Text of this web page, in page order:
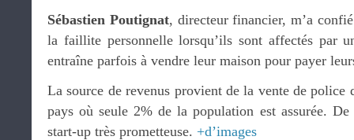
Sébastien Poutignat, directeur financier, m’a
la faillite personnelle lorsqu’ils sont affectés par
entraîne parfois à vendre leur maison pour payer
La source de revenus provient de la vente de police
pays où seule 2% de la population est assurée.
start-up très prometteuse. +d’images